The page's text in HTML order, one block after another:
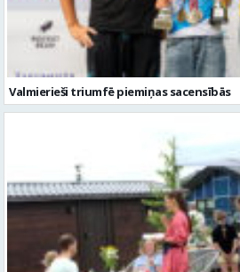
Valmierieši triumfē piemiņas sacensībās